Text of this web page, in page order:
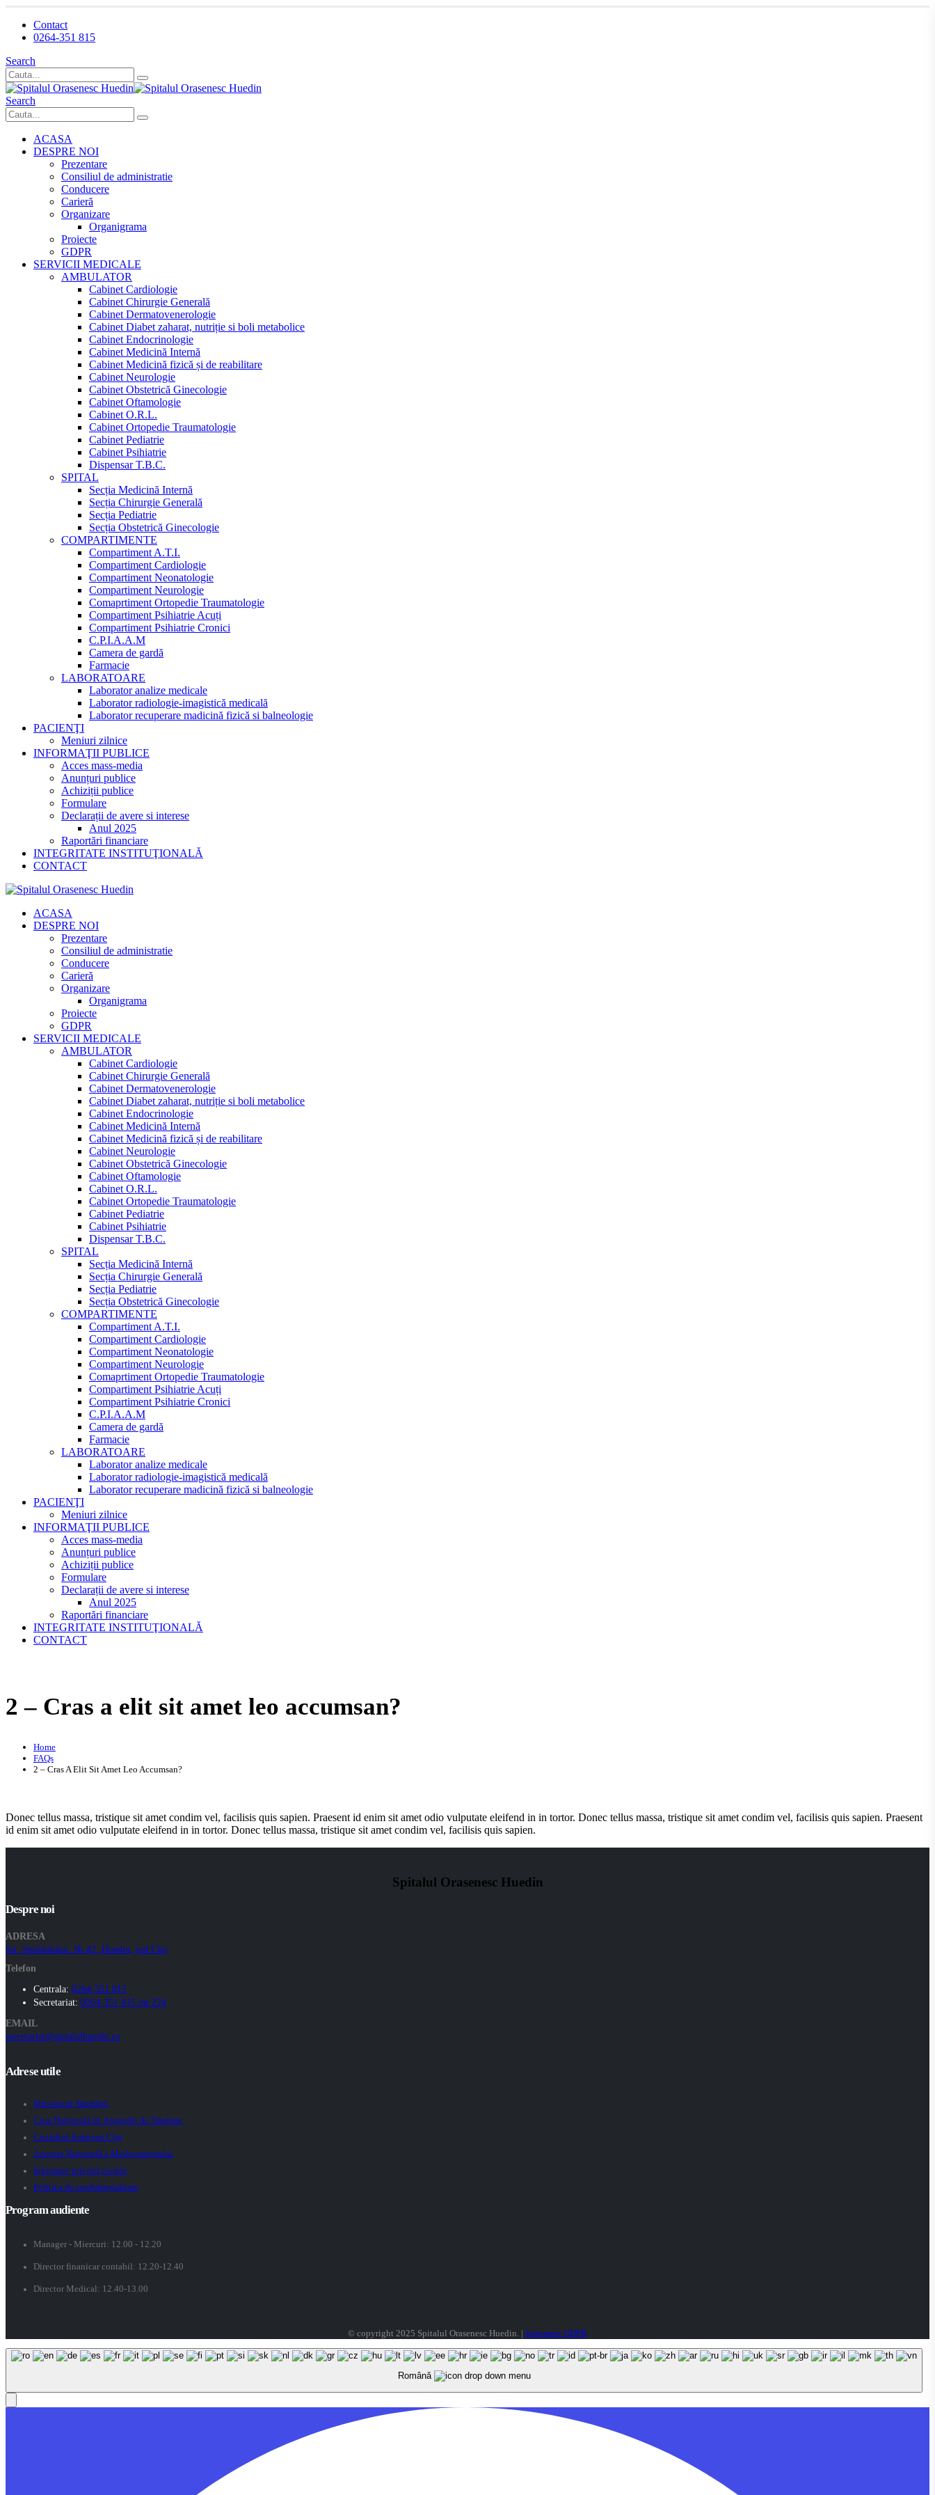
Contact
0264-351 815
Search
Search
ACASA
DESPRE NOI
Prezentare
Consiliul de administratie
Conducere
Carieră
Organizare
Organigrama
Proiecte
GDPR
SERVICII MEDICALE
AMBULATOR
Cabinet Cardiologie
Cabinet Chirurgie Generală
Cabinet Dermatovenerologie
Cabinet Diabet zaharat, nutriție si boli metabolice
Cabinet Endocrinologie
Cabinet Medicină Internă
Cabinet Medicină fizică și de reabilitare
Cabinet Neurologie
Cabinet Obstetrică Ginecologie
Cabinet Oftamologie
Cabinet O.R.L.
Cabinet Ortopedie Traumatologie
Cabinet Pediatrie
Cabinet Psihiatrie
Dispensar T.B.C.
SPITAL
Secția Medicină Internă
Secția Chirurgie Generală
Secția Pediatrie
Secția Obstetrică Ginecologie
COMPARTIMENTE
Compartiment A.T.I.
Compartiment Cardiologie
Compartiment Neonatologie
Compartiment Neurologie
Comaprtiment Ortopedie Traumatologie
Compartiment Psihiatrie Acuți
Compartiment Psihiatrie Cronici
C.P.I.A.A.M
Camera de gardă
Farmacie
LABORATOARE
Laborator analize medicale
Laborator radiologie-imagistică medicală
Laborator recuperare madicină fizică si balneologie
PACIENŢI
Meniuri zilnice
INFORMAŢII PUBLICE
Acces mass-media
Anunțuri publice
Achiziții publice
Formulare
Declarații de avere si interese
Anul 2025
Raportări financiare
INTEGRITATE INSTITUŢIONALĂ
CONTACT
ACASA
DESPRE NOI
Prezentare
Consiliul de administratie
Conducere
Carieră
Organizare
Organigrama
Proiecte
GDPR
SERVICII MEDICALE
AMBULATOR
Cabinet Cardiologie
Cabinet Chirurgie Generală
Cabinet Dermatovenerologie
Cabinet Diabet zaharat, nutriție si boli metabolice
Cabinet Endocrinologie
Cabinet Medicină Internă
Cabinet Medicină fizică și de reabilitare
Cabinet Neurologie
Cabinet Obstetrică Ginecologie
Cabinet Oftamologie
Cabinet O.R.L.
Cabinet Ortopedie Traumatologie
Cabinet Pediatrie
Cabinet Psihiatrie
Dispensar T.B.C.
SPITAL
Secția Medicină Internă
Secția Chirurgie Generală
Secția Pediatrie
Secția Obstetrică Ginecologie
COMPARTIMENTE
Compartiment A.T.I.
Compartiment Cardiologie
Compartiment Neonatologie
Compartiment Neurologie
Comaprtiment Ortopedie Traumatologie
Compartiment Psihiatrie Acuți
Compartiment Psihiatrie Cronici
C.P.I.A.A.M
Camera de gardă
Farmacie
LABORATOARE
Laborator analize medicale
Laborator radiologie-imagistică medicală
Laborator recuperare madicină fizică si balneologie
PACIENŢI
Meniuri zilnice
INFORMAŢII PUBLICE
Acces mass-media
Anunțuri publice
Achiziții publice
Formulare
Declarații de avere si interese
Anul 2025
Raportări financiare
INTEGRITATE INSTITUŢIONALĂ
CONTACT
2 – Cras a elit sit amet leo accumsan?
Home
FAQs
2 – Cras A Elit Sit Amet Leo Accumsan?
Donec tellus massa, tristique sit amet condim vel, facilisis quis sapien. Praesent id enim sit amet odio vulputate eleifend in in tortor. Donec tellus massa, tristique sit amet condim vel, facilisis quis sapien. Praesent
id enim sit amet odio vulputate eleifend in in tortor. Donec tellus massa, tristique sit amet condim vel, facilisis quis sapien.
Spitalul Orasenesc Huedin
Despre noi
ADRESA
Str. Spitalulului. Nr.42, Huedin, jud.Cluj
Telefon
Centrala: 0264-351 815
Secretariat: 0264-351 815 int:224
EMAIL
secretariat@spitalulhuedin.ro
Adrese utile
Ministerul Sănătății
Casa Națională de Asigurări de Sănătate
Consiliul Județean Cluj
Agenţia Naţională a Medicamentului
Informare privind cookie
Politica de confidenţialitate
Program audiente
Manager - Miercuri: 12.00 - 12.20
Director finanicar contabil: 12.20-12.40
Director Medical: 12.40-13.00
© copyright 2025 Spitalul Orasenesc Huedin. | Informare GDPR
Română